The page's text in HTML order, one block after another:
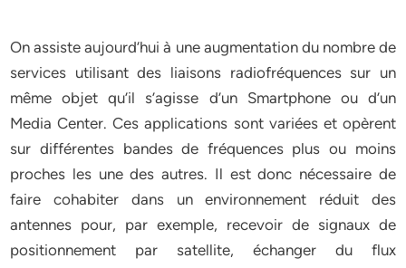
On assiste aujourd’hui à une augmentation du nombre de
services utilisant des liaisons radiofréquences sur un
même objet qu’il s’agisse d’un Smartphone ou d’un
Media Center. Ces applications sont variées et opèrent
sur différentes bandes de fréquences plus ou moins
proches les une des autres. Il est donc nécessaire de
faire cohabiter dans un environnement réduit des
antennes pour, par exemple, recevoir de signaux de
positionnement par satellite, échanger du flux